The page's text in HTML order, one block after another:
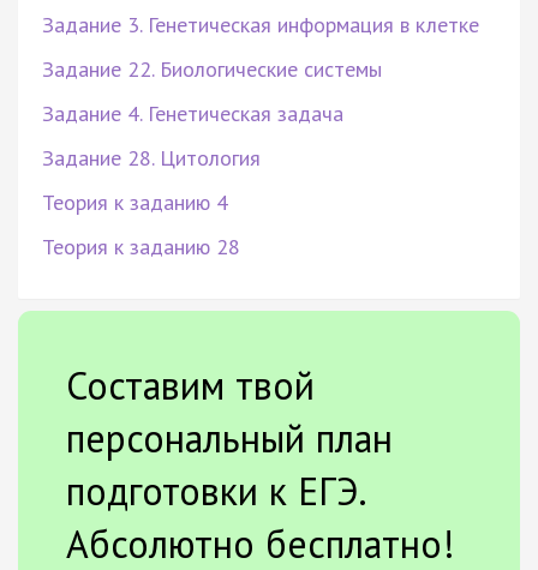
Задание 3. Генетическая информация в клетке
Задание 22. Биологические системы
Задание 4. Генетическая задача
Задание 28. Цитология
Теория к заданию 4
Теория к заданию 28
Составим твой
персональный план
подготовки к ЕГЭ.
Абсолютно бесплатно!